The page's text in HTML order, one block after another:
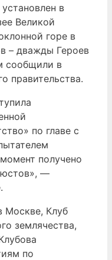
в
Великой
горе в
– дважды Героев
сообщили в
правительства.
по главе с
получено
—
Москве, Клуб
землячества,
по